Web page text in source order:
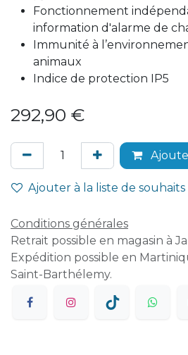
Fonctionnement
information d'alarme de
Immunité à
animaux
Indice de protection IP5
292,90 €
Ajouter à la liste de souhaits
Conditions générales
Retrait possible en magasin à
Expédition possible en
Saint-Barthélemy.